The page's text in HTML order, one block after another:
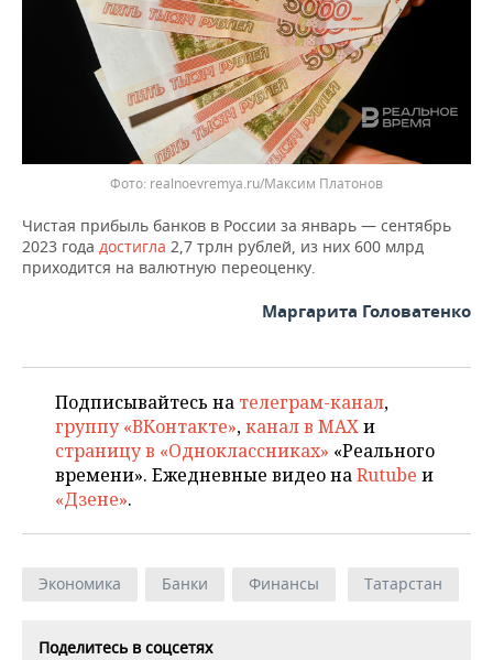
realnoevremya.ru/Максим Платонов
Чистая прибыль банков в России за январь — сентябрь
2023 года достигла 2,7 трлн рублей, из них 600 млрд
приходится на валютную переоценку.
Маргарита Головатенко
Подписывайтесь на телеграм-канал,
группу «ВКонтакте»,канал в MAXи
страницу в «Одноклассниках» «Реального
времени». Ежедневные видео наRutube и
«Дзене».
Экономика Банки Финансы Татарстан
Поделитесь в соцсетях